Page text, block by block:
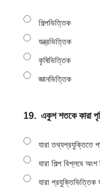
শিল্পভিত্তিক
যন্ত্রভিত্তিক
কৃষিভিত্তিক
জ্ঞানভিত্তিক
19. একুশ শতকে কারা
যারা তথ্যপ্রযুক্তিতে
যারা শিল্প বিপ্লবে অংশ
যারা প্রযুক্তিভিত্তিক